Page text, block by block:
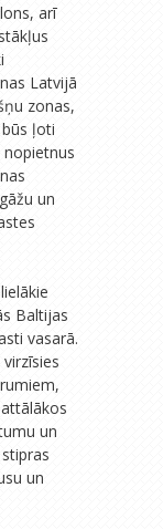
arī
Latvijā
zonas,
ļoti
nopietnus
un
Baltijas
vasarā.
un
un